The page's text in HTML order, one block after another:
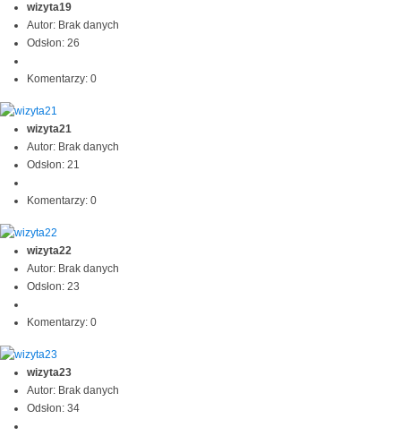
wizyta19
Autor: Brak danych
Odsłon: 26
Komentarzy: 0
wizyta21
Autor: Brak danych
Odsłon: 21
Komentarzy: 0
wizyta22
Autor: Brak danych
Odsłon: 23
Komentarzy: 0
wizyta23
Autor: Brak danych
Odsłon: 34